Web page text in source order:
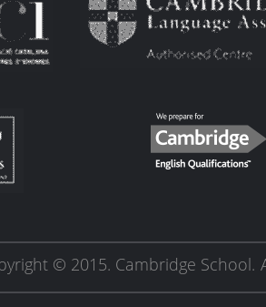
© 2015. Cambridge School.